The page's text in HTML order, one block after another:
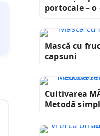
portocale –
Mască cu
capsuni
Cultivarea
Metodă